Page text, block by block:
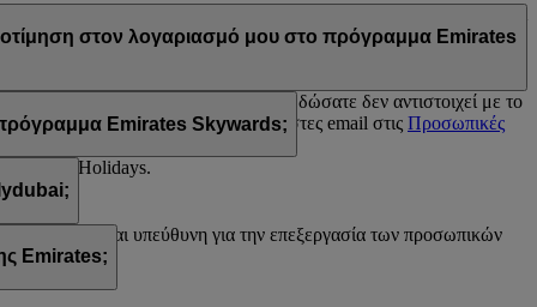
στον λογαριασμό μου στο πρόγραμμα Emirates
Skywards ή γιατί το όνομα που δώσατε δεν αντιστοιχεί με το
ενημερώστε τις εγγραφές σε λίστες email στις Προσωπικές
Emirates Skywards;
flydubai Holidays.
Η flydubai είναι υπεύθυνη για την επεξεργασία των προσωπικών
Emirates;